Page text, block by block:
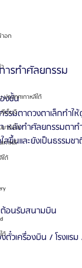
อก
ระเทศเกาหลีใต้
เอ็นจี
าร์เบิ้ล
กาหลี
ใต้
ต้
ำศัลยกรรม
งชั้น
รมตาดวงตาเล็กทำให้
หลังทำศัลยกรรมตาท
สขึ้นและยังเป็นธรรมช
อนรับสนามบิน
วเครื่องบิน / โรงแรม